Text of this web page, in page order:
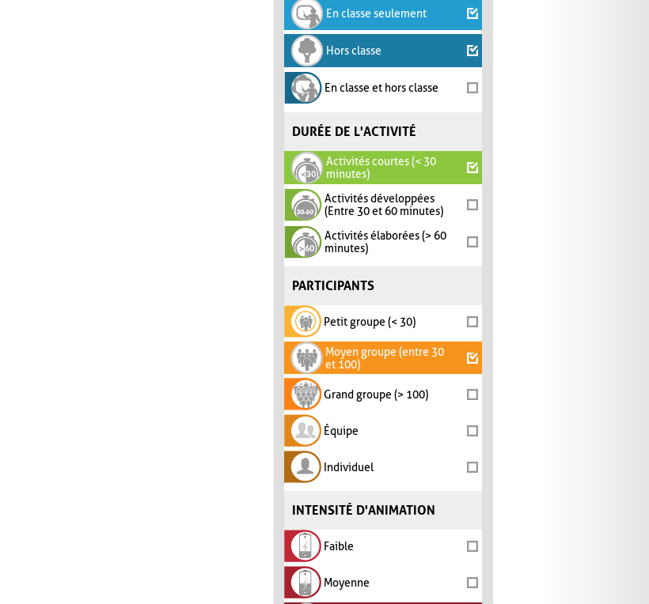
En classe seulement
Hors classe
En classe et hors classe
DURÉE DE L'ACTIVITÉ
Activités courtes (< 30
minutes)
Activités développées
(Entre 30 et 60 minutes)
Activités élaborées (> 60
minutes)
PARTICIPANTS
Petit groupe (< 30)
Moyen groupe (entre 30
et 100)
Grand groupe (> 100)
Équipe
Individuel
INTENSITÉ D'ANIMATION
Faible
Moyenne